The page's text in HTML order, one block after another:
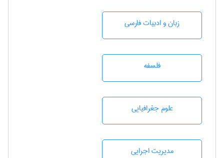
زبان و ادبيات فارسی
فلسفه
علوم جغرافيايی
مديريت اجرايی